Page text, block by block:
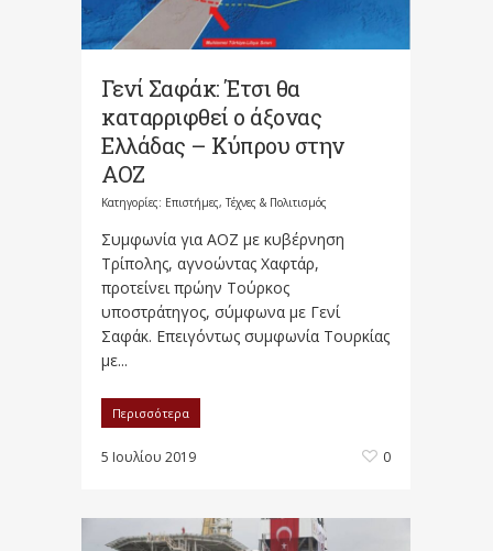
Γενί Σαφάκ: Έτσι θα
καταρριφθεί ο άξονας
Ελλάδας – Κύπρου στην
ΑΟZ
Κατηγορίες: Επιστήμες, Τέχνες & Πολιτισμός
Συμφωνία για ΑΟΖ με κυβέρνηση
Τρίπολης, αγνοώντας Χαφτάρ,
προτείνει πρώην Τούρκος
υποστράτηγος, σύμφωνα με Γενί
Σαφάκ. Επειγόντως συμφωνία Τουρκίας
με...
Περισσότερα
5 Ιουλίου 2019 0